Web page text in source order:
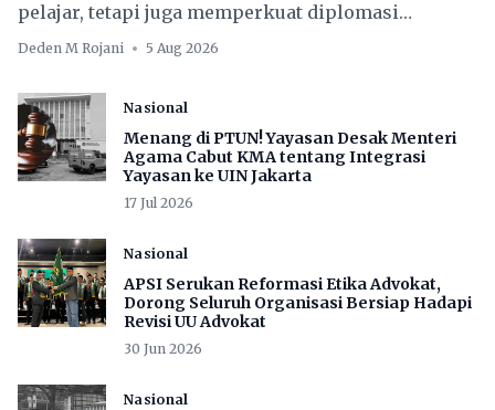
pelajar, tetapi juga memperkuat diplomasi
antarmasyarakat.
Deden M Rojani 5 Aug 2026
Nasional
Menang di PTUN! Yayasan Desak Menteri
Agama Cabut KMA tentang Integrasi
Yayasan ke UIN Jakarta
17 Jul 2026
Nasional
APSI Serukan Reformasi Etika Advokat,
Dorong Seluruh Organisasi Bersiap Hadapi
Revisi UU Advokat
30 Jun 2026
Nasional